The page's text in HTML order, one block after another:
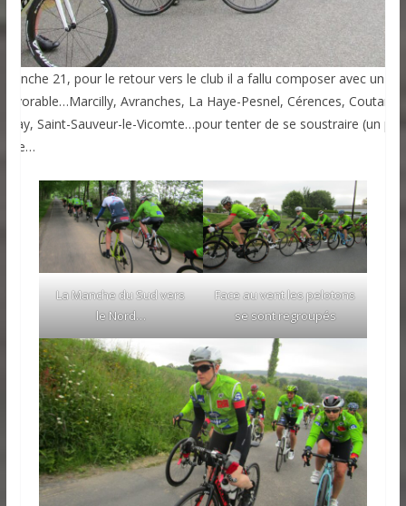
21, pour le retour vers le club il a fallu composer avec un
Avranches, La Haye-Pesnel, Cérences,
Saint-Sauveur-le-Vicomte…pour tenter de se soustraire (un
La Manche du Sud vers
le Nord…
Face au vent les pelotons
se sont regroupés